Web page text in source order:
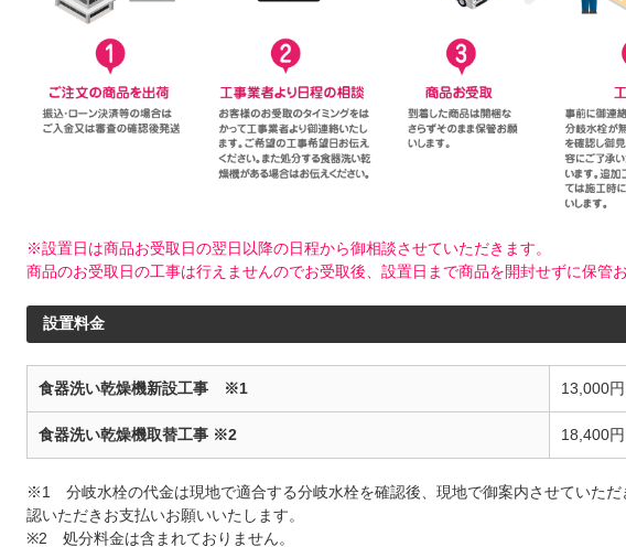
※設置日は商品お受取日の翌日以降の日程から御相談させていただきます。
商品のお受取日の工事は行えませんのでお受取後、設置日まで商品を開封せずに保管お
設置料金
食器洗い乾燥機新設工事 ※1 13,000円
食器洗い乾燥機取替工事 ※2 18,400円
※1 分岐水栓の代金は現地で適合する分岐水栓を確認後、現地で御案内させていただ
認いただきお支払いお願いいたします。
※2 処分料金は含まれておりません。